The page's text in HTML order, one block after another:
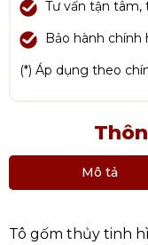
Tư vấn tận tâm,
Bảo hành chính
(*) Áp dụng theo
Mô tả
Tô gốm thủy tinh